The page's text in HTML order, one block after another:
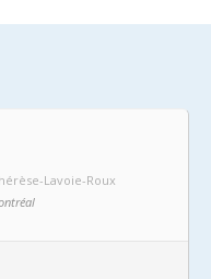
Lavoie-Roux